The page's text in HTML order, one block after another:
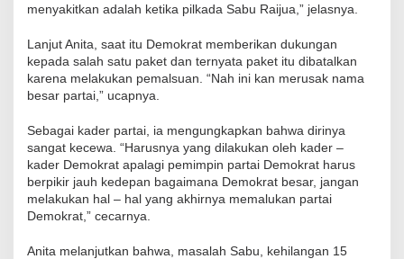
menyakitkan adalah ketika pilkada Sabu Raijua,” jelasnya.
Lanjut Anita, saat itu Demokrat memberikan dukungan
kepada salah satu paket dan ternyata paket itu dibatalkan
karena melakukan pemalsuan. “Nah ini kan merusak nama
besar partai,” ucapnya.
Sebagai kader partai, ia mengungkapkan bahwa dirinya
sangat kecewa. “Harusnya yang dilakukan oleh kader –
kader Demokrat apalagi pemimpin partai Demokrat harus
berpikir jauh kedepan bagaimana Demokrat besar, jangan
melakukan hal – hal yang akhirnya memalukan partai
Demokrat,” cecarnya.
Anita melanjutkan bahwa, masalah Sabu, kehilangan 15